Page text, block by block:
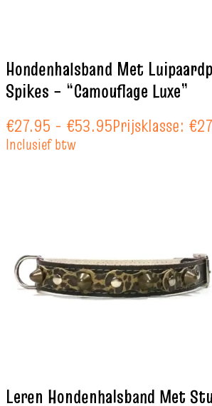
Hondenhalsband Met
Spikes – “Camouflage Luxe”
€27.95 - €53.95Prijsklasse:
Inclusief btw
Leren Hondenhalsband Met